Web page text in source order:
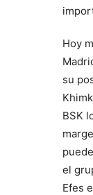
Hoy
su
BSK
el
Efes